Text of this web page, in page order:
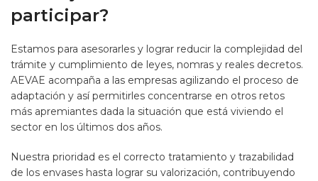
participar?
Estamos para asesorarles y lograr reducir la complejidad del
trámite y cumplimiento de leyes, nomras y reales decretos.
AEVAE acompaña a las empresas agilizando el proceso de
adaptación y así permitirles concentrarse en otros retos
más apremiantes dada la situación que está viviendo el
sector en los últimos dos años.
Nuestra prioridad es el correcto tratamiento y trazabilidad
de los envases hasta lograr su valorización, contribuyendo